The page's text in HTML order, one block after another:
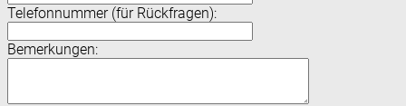
Telefonnummer (für Rückfragen):
Bemerkungen: